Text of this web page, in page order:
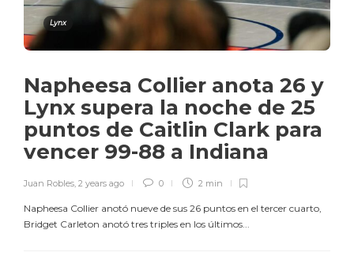
Lynx
Napheesa Collier anota 26 y
Lynx supera la noche de 25
puntos de Caitlin Clark para
vencer 99-88 a Indiana
Juan Robles, 2 years ago 0 2 min
Napheesa Collier anotó nueve de sus 26 puntos en el tercer cuarto,
Bridget Carleton anotó tres triples en los últimos...